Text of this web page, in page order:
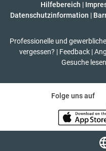
Hilfebereich |
Datenschutzinformation |
Professionelle und
vergessen? | Feedback |
Gesuche lesen
Folge uns auf